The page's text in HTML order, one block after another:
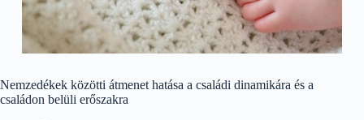
Nemzedékek közötti átmenet hatása a családi dinamikára és a
családon belüli erőszakra